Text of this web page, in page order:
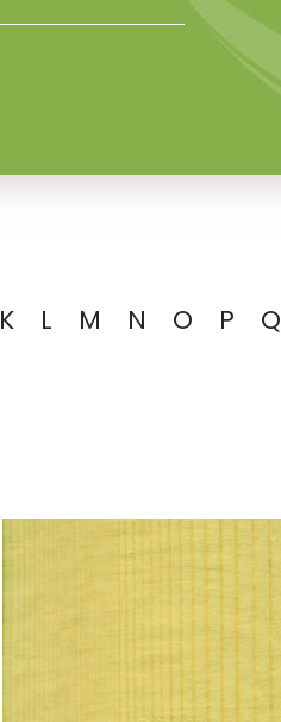
K L M N O P Q